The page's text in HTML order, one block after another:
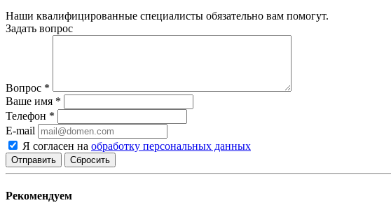
Наши квалифицированные специалисты обязательно вам помогут.
Задать вопрос
Вопрос *
Ваше имя *
Телефон *
E-mail
Я согласен на обработку персональных данных
Сбросить
Рекомендуем